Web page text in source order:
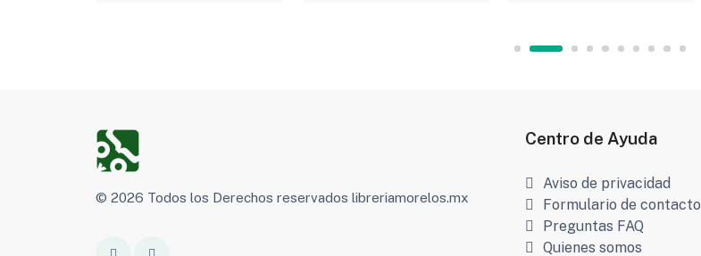
© 2026 Todos los Derechos reservados libreriamorelos.mx
Centro de Ayuda
Aviso de privacidad
Formulario de contacto
Preguntas FAQ
Quienes somos